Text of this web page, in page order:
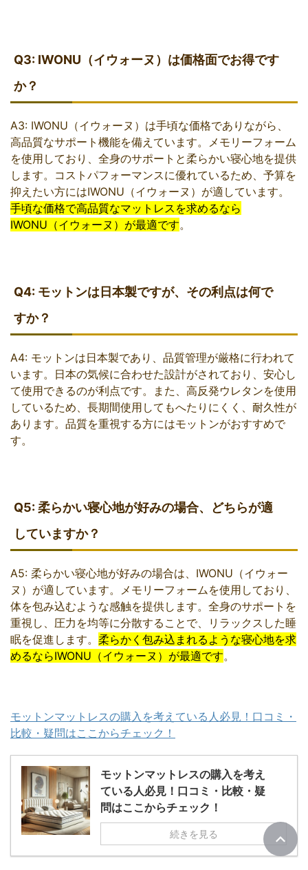
Q3: IWONU（イウォーヌ）は価格面でお得です
か？
A3: IWONU（イウォーヌ）は手頃な価格でありながら、
高品質なサポート機能を備えています。メモリーフォーム
を使用しており、全身のサポートと柔らかい寝心地を提供
します。コストパフォーマンスに優れているため、予算を
抑えたい方にはIWONU（イウォーヌ）が適しています。
手頃な価格で高品質なマットレスを求めるなら
IWONU（イウォーヌ）が最適です。
Q4: モットンは日本製ですが、その利点は何で
すか？
A4: モットンは日本製であり、品質管理が厳格に行われて
います。日本の気候に合わせた設計がされており、安心し
て使用できるのが利点です。また、高反発ウレタンを使用
しているため、長期間使用してもへたりにくく、耐久性が
あります。品質を重視する方にはモットンがおすすめで
す。
Q5: 柔らかい寝心地が好みの場合、どちらが適
していますか？
A5: 柔らかい寝心地が好みの場合は、IWONU（イウォー
ヌ）が適しています。メモリーフォームを使用しており、
体を包み込むような感触を提供します。全身のサポートを
重視し、圧力を均等に分散することで、リラックスした睡
眠を促進します。 柔らかく包み込まれるような寝心地を求
めるならIWONU（イウォーヌ）が最適です。
モットンマットレスの購入を考えている人必見！口コミ・
比較・疑問はここからチェック！
モットンマットレスの購入を考え
ている人必見！口コミ・比較・疑
問はここからチェック！
続きを見る